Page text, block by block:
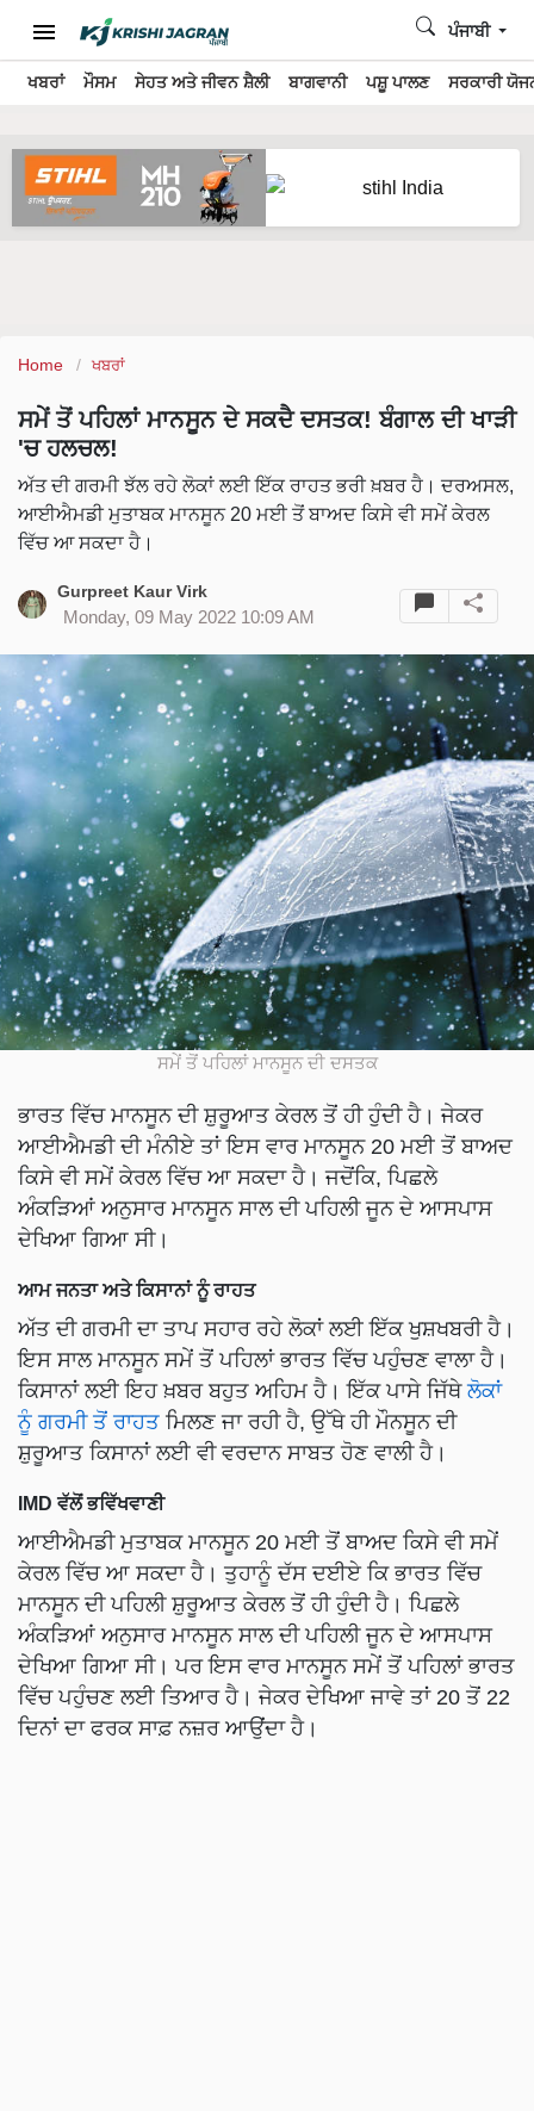
ਖਬਰਾਂ ਮੌਸਮ ਸੇਹਤ ਅਤੇ ਜੀਵਨ ਸ਼ੈਲੀ ਬਾਗਵਾਨੀ ਪਸ਼ੂ ਪਾਲਣ ਸਰਕਾਰੀ
ਪੰਜਾਬੀ
Home ਖਬਰਾਂ
ਸਮੇਂ ਤੋਂ ਪਹਿਲਾਂ ਮਾਨਸੂਨ ਦੇ ਸਕਦੈ ਦਸਤਕ! ਬੰਗਾਲ ਦੀ ਖਾੜੀ
'ਚ ਹਲਚਲ!
ਅੱਤ ਦੀ ਗਰਮੀ ਝੱਲ ਰਹੇ ਲੋਕਾਂ ਲਈ ਇੱਕ ਰਾਹਤ ਭਰੀ ਖ਼ਬਰ ਹੈ। ਦਰਅਸਲ,
ਆਈਐਮਡੀ ਮੁਤਾਬਕ ਮਾਨਸੂਨ 20 ਮਈ ਤੋਂ ਬਾਅਦ ਕਿਸੇ ਵੀ ਸਮੇਂ ਕੇਰਲ
ਵਿੱਚ ਆ ਸਕਦਾ ਹੈ।
Gurpreet Kaur Virk
Monday, 09 May 2022 10:09 AM
ਸਮੇਂ ਤੋਂ ਪਹਿਲਾਂ ਮਾਨਸੂਨ ਦੀ ਦਸਤਕ
ਭਾਰਤ ਵਿੱਚ ਮਾਨਸੂਨ ਦੀ ਸ਼ੁਰੂਆਤ ਕੇਰਲ ਤੋਂ ਹੀ ਹੁੰਦੀ ਹੈ। ਜੇਕਰ
ਆਈਐਮਡੀ ਦੀ ਮੰਨੀਏ ਤਾਂ ਇਸ ਵਾਰ ਮਾਨਸੂਨ 20 ਮਈ ਤੋਂ ਬਾਅਦ
ਕਿਸੇ ਵੀ ਸਮੇਂ ਕੇਰਲ ਵਿੱਚ ਆ ਸਕਦਾ ਹੈ। ਜਦੋਂਕਿ, ਪਿਛਲੇ
ਅੰਕੜਿਆਂ ਅਨੁਸਾਰ ਮਾਨਸੂਨ ਸਾਲ ਦੀ ਪਹਿਲੀ ਜੂਨ ਦੇ ਆਸਪਾਸ
ਦੇਖਿਆ ਗਿਆ ਸੀ।
ਆਮ ਜਨਤਾ ਅਤੇ ਕਿਸਾਨਾਂ ਨੂੰ ਰਾਹਤ
ਅੱਤ ਦੀ ਗਰਮੀ ਦਾ ਤਾਪ ਸਹਾਰ ਰਹੇ ਲੋਕਾਂ ਲਈ ਇੱਕ ਖੁਸ਼ਖਬਰੀ ਹੈ।
ਇਸ ਸਾਲ ਮਾਨਸੂਨ ਸਮੇਂ ਤੋਂ ਪਹਿਲਾਂ ਭਾਰਤ ਵਿੱਚ ਪਹੁੰਚਣ ਵਾਲਾ ਹੈ।
ਕਿਸਾਨਾਂ ਲਈ ਇਹ ਖ਼ਬਰ ਬਹੁਤ ਅਹਿਮ ਹੈ। ਇੱਕ ਪਾਸੇ ਜਿੱਥੇਲੋਕਾਂ
ਨੂੰ ਗਰਮੀ ਤੋਂ ਰਾਹਤ ਮਿਲਣ ਜਾ ਰਹੀ ਹੈ, ਉੱਥੇ ਹੀ ਮੌਨਸੂਨ ਦੀ
ਸ਼ੁਰੂਆਤ ਕਿਸਾਨਾਂ ਲਈ ਵੀ ਵਰਦਾਨ ਸਾਬਤ ਹੋਣ ਵਾਲੀ ਹੈ।
IMD ਵੱਲੋਂ ਭਵਿੱਖਵਾਣੀ
ਆਈਐਮਡੀ ਮੁਤਾਬਕ ਮਾਨਸੂਨ 20 ਮਈ ਤੋਂ ਬਾਅਦ ਕਿਸੇ ਵੀ ਸਮੇਂ
ਕੇਰਲ ਵਿੱਚ ਆ ਸਕਦਾ ਹੈ। ਤੁਹਾਨੂੰ ਦੱਸ ਦਈਏ ਕਿ ਭਾਰਤ ਵਿੱਚ
ਮਾਨਸੂਨ ਦੀ ਪਹਿਲੀ ਸ਼ੁਰੂਆਤ ਕੇਰਲ ਤੋਂ ਹੀ ਹੁੰਦੀ ਹੈ। ਪਿਛਲੇ
ਅੰਕੜਿਆਂ ਅਨੁਸਾਰ ਮਾਨਸੂਨ ਸਾਲ ਦੀ ਪਹਿਲੀ ਜੂਨ ਦੇ ਆਸਪਾਸ
ਦੇਖਿਆ ਗਿਆ ਸੀ। ਪਰ ਇਸ ਵਾਰ ਮਾਨਸੂਨ ਸਮੇਂ ਤੋਂ ਪਹਿਲਾਂ ਭਾਰਤ
ਵਿੱਚ ਪਹੁੰਚਣ ਲਈ ਤਿਆਰ ਹੈ। ਜੇਕਰ ਦੇਖਿਆ ਜਾਵੇ ਤਾਂ 20 ਤੋਂ 22
ਦਿਨਾਂ ਦਾ ਫਰਕ ਸਾਫ਼ ਨਜ਼ਰ ਆਉਂਦਾ ਹੈ।